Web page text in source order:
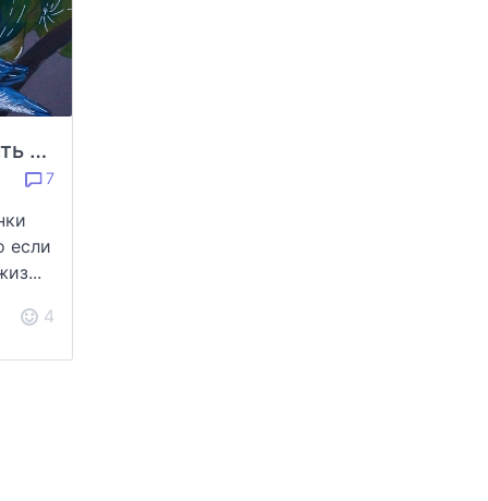
Про то, как я рисовать гунби пробовала
7
если
4